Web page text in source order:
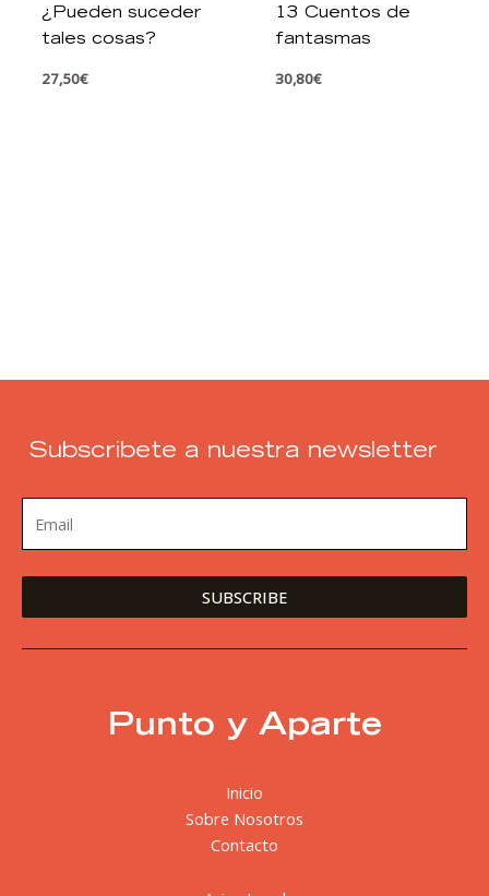
¿Pueden suceder
tales cosas?
27,50€
13 Cuentos de
fantasmas
30,80€
Subscribete a nuestra newsletter
Punto y Aparte
Inicio
Sobre Nosotros
Contacto